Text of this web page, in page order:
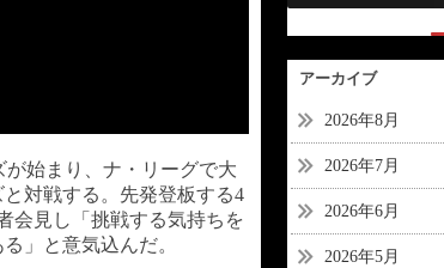
始まり、ナ・リーグで大
対戦する。先発登板する4
会見し「挑戦する気持ちを
」と意気込んだ。
アーカイブ
2026年8月
2026年7月
2026年6月
2026年5月